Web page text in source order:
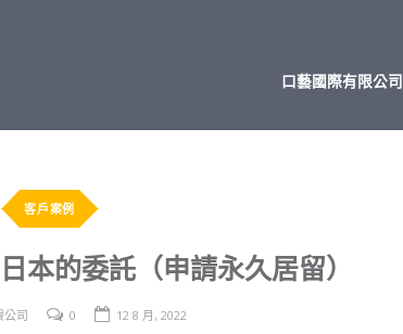
口藝國際有限公司
客戶案例
本的委託（申請永久居留）
公司 0 12 8 月, 2022